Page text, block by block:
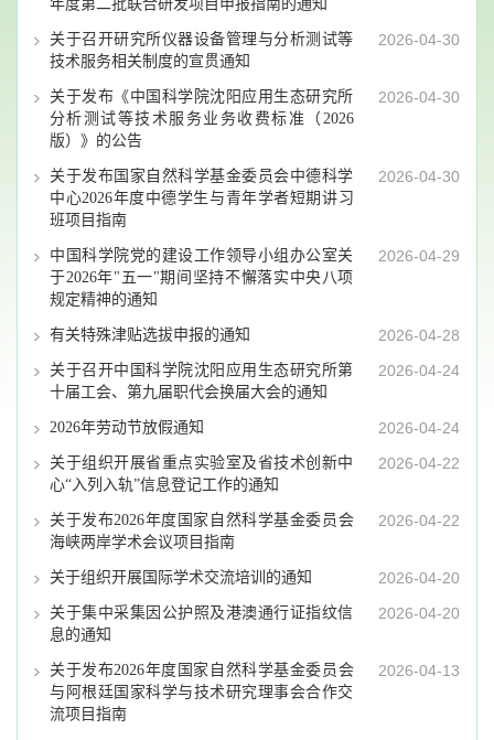
年度第二批联合研发项目申报指南的通知
2026-04-30
关于召开研究所仪器设备管理与分析测试等
技术服务相关制度的宣贯通知
2026-04-30
关于发布《中国科学院沈阳应用生态研究所
分析测试等技术服务业务收费标准（2026
版）》的公告
2026-04-30
关于发布国家自然科学基金委员会中德科学
中心2026年度中德学生与青年学者短期讲习
班项目指南
2026-04-29
中国科学院党的建设工作领导小组办公室关
于2026年"五一"期间坚持不懈落实中央八项
规定精神的通知
2026-04-28
有关特殊津贴选拔申报的通知
2026-04-24
关于召开中国科学院沈阳应用生态研究所第
十届工会、第九届职代会换届大会的通知
2026-04-24
2026年劳动节放假通知
2026-04-22
关于组织开展省重点实验室及省技术创新中
心“入列入轨”信息登记工作的通知
2026-04-22
关于发布2026年度国家自然科学基金委员会
海峡两岸学术会议项目指南
2026-04-20
关于组织开展国际学术交流培训的通知
2026-04-20
关于集中采集因公护照及港澳通行证指纹信
息的通知
2026-04-13
关于发布2026年度国家自然科学基金委员会
与阿根廷国家科学与技术研究理事会合作交
流项目指南